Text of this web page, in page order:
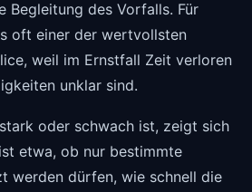
Begleitung des Vorfalls. Für
oft einer der wertvollsten
weil im Ernstfall Zeit verloren
unklar sind.
oder schwach ist, zeigt sich
etwa, ob nur bestimmte
werden dürfen, wie schnell die